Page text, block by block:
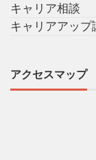
キャリア相談
キャリアアップ
アクセスマップ